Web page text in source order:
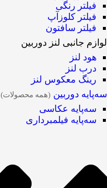
فیلتر رنگی
فیلتر کلوزآپ
فیلتر سافتون
لوازم جانبی لنز دوربین
هود لنز
درب لنز
رینگ معکوس لنز
سه‌پایه دوربین (همه محصولات)
سه‌پایه عکاسی
سه‌پایه فیلمبرداری